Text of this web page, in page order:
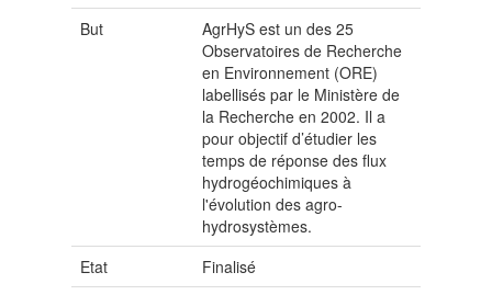
But
AgrHyS est un des 25
Observatoires de Recherche
en Environnement (ORE)
labellisés par le Ministère de
la Recherche en 2002. Il a
pour objectif d’étudier les
temps de réponse des flux
hydrogéochimiques à
l'évolution des agro-
hydrosystèmes.
Etat
Finalisé